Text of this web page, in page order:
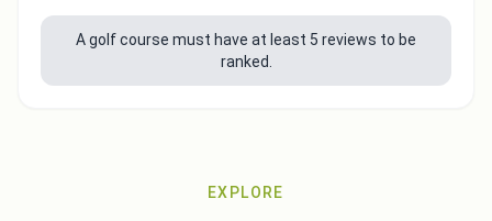
A golf course must have at least 5 reviews to be
ranked.
EXPLORE